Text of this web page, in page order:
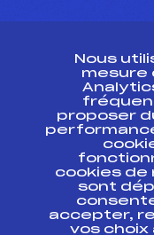
ESPACE PRESSE
Ressources
Pass’Neige
Projet sportif
Projet de
Antidopage
Pôle
Scientifique
Nous
mesure
proposer
cookies de
sont
accepter,
vos choix